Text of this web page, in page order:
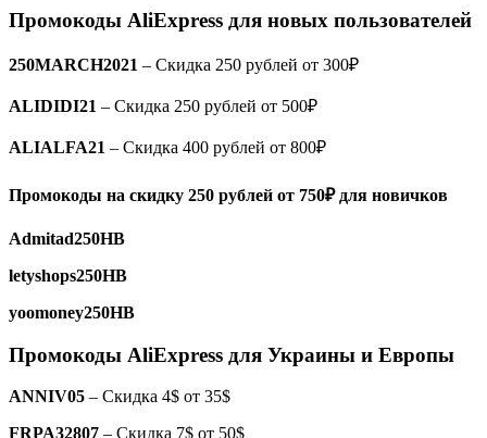
Промокоды AliExpress для новых пользователей
250MARCH2021 – Скидка 250 рублей от 300₽
ALIDIDI21 – Скидка 250 рублей от 500₽
ALIALFA21 – Cкидка 400 рублей от 800₽
Промокоды на скидку 250 рублей от 750₽ для новичков
Admitad250HB
letyshops250HB
yoomoney250HB
Промокоды AliExpress для Украины и Европы
ANNIV05 – Скидка 4$ от 35$
FRPA32807 – Скидка 7$ от 50$